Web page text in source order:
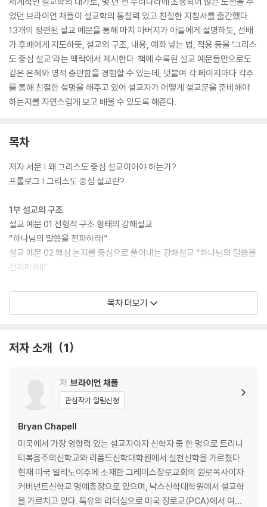
었던 브라이언 채플이 설교학의 통찰력 있고 친절한 지침서를 출간했다.
13개의 정련된 설교 예문을 통해 마치 아버지가 아들에게 설명하듯, 선배
가 후배에게 지도하듯, 설교의 구조, 내용, 예화 넣는 법, 적용 등을 ‘그리스
도 중심 설교’라는 맥락에서 제시한다. 책에 수록된 설교 예문들만으로도
깊은 은혜와 영적 충만함을 경험할 수 있는데, 덧붙여 각 페이지마다 각주
를 통해 친절한 설명을 해주고 있어 설교자가 어떻게 설교문을 준비해야
하는지를 자연스럽게 보고 배울 수 있도록 해준다.
목차
저자 서문 | 왜 그리스도 중심 설교이어야 하는가?
프롤로그 | 그리스도 중심 설교란?
1부 설교의 구조
설교 예문 01 전형적 구조 형태의 강해설교
“하나님의 말씀을 전파하라I”
설교 예문 02 핵심 논지를 중심으로 풀어내는 강해설교 “하나님의 말씀을
전파하라II”
설교 예문 03 귀납적 형태의 강해설교
설교 예문 05 그리스도의 대속을 예언하는 그리스도 중심 성경 해석 [구속
“나뭇가지에 걸린 반짝이 장식”
설교 예문 06 그리스도의 대속을 예비하는 그리스도 중심
성경 해석 [막힌 길의 예]
“공짜 옥수수죽과 공짜 은혜”
설교 예문 07 그리스도의 대속을 반영하는 그리스도 중심
성경 해석 [이야기식 본문의 예]
“어떤 첫 번째 회개자”
목차 더보기
저자 소개 1
저 브라이언 채플
관심작가 알림신청
Bryan Chapell
미국에서 가장 영향력 있는 설교자이자 신학자 중 한 명으로 트리니
티복음주의신학교와 리폼드신학대학원에서 실천신학을 가르쳤다.
현재 미국 일리노이주에 소재한 그레이스장로교회의 원로목사이자
커버넌트신학교 명예총장으로 있으며, 낙스신학대학원에서 설교학
을 가르치고 있다. 특유의 리더십으로 미국 장로교(PCA)에서 여러